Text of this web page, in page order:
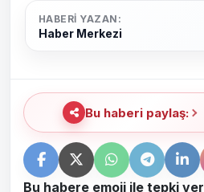
HABERI YAZAN:
Haber Merkezi
Bu haberi paylaş:
Bu habere emoji ile tepki ver